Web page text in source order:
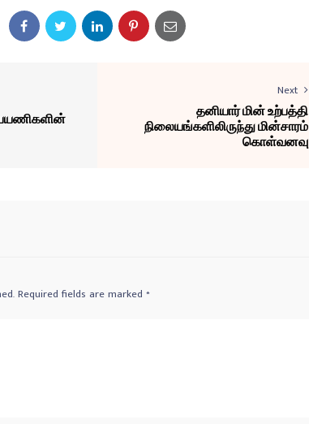
பயணிகளின்
Next
தனியார் மின் உற்பத்தி
நிலையங்களிலிருந்து மின்சாரம்
கொள்வனவு
Required fields are marked *